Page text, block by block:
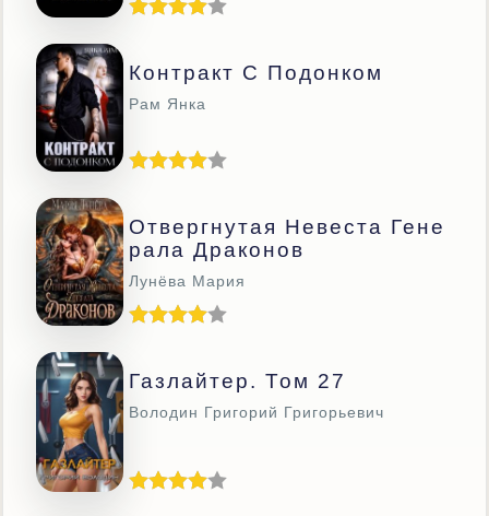
Контракт С Подонком
Рам Янка
Отвергнутая Невеста Гене
Рала Драконов
Лунёва Мария
Газлайтер. Том 27
Володин Григорий Григорьевич